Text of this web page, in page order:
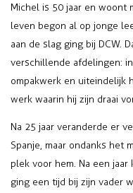
Michel is 50 jaar en woont
leven begon al op jonge
aan de slag ging bij DCW.
verschillende afdelingen:
ompakwerk en uiteindelijk
werk waarin hij zijn draai
Na 25 jaar veranderde er
Spanje, maar ondanks het
plek voor hem. Na een
ging een tijd bij zijn vader